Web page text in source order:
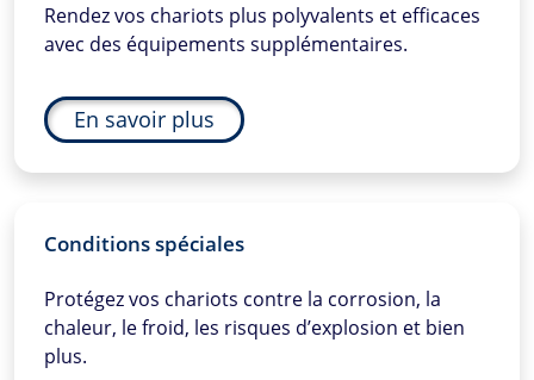
Rendez vos chariots plus polyvalents et efficaces
avec des équipements supplémentaires.
En savoir plus
Conditions spéciales
Protégez vos chariots contre la corrosion, la
chaleur, le froid, les risques d’explosion et bien
plus.